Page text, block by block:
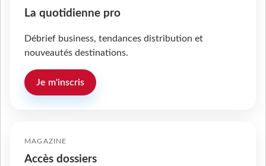
La quotidienne pro
Débrief business, tendances distribution et
nouveautés destinations.
Je m'inscris
MAGAZINE
Accès dossiers